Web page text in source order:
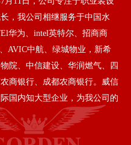
，我公司相继服务于中国水
华为、intel英特尔、招商商
AVIC中航、绿城物业，新希
院、中信建设、华润燃气、四
商银行、成都农商银行。威信
国内知大型企业，为我公司的